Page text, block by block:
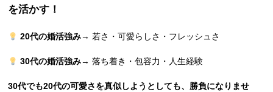
を活かす！
20代の婚活強み→ 若さ・可愛らしさ・フレッシュさ
30代の婚活強み→ 落ち着き・包容力・人生経験
30代でも20代の可愛さを真似しようとしても、勝負になりませ